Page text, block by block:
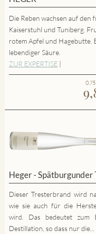
Die Reben wachsen auf den
Kaiserstuhl und Tuniberg.
rotem Apfel und Hagebutte.
lebendiger Säure.
ZUR EXPERTISE |
Heger - Spätburgunder
Dieser Tresterbrand wird
wie sie auch für die
wird. Das bedeutet zum
Destillation, so dass nur die...